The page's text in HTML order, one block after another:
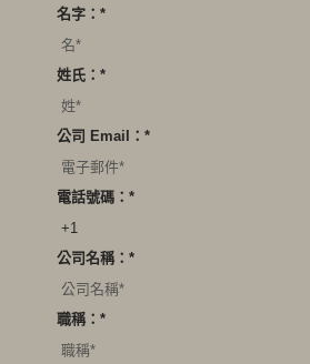
*
名字：
*
姓氏：
*
公司 Email：
*
電話號碼：
*
公司名稱：
*
職稱：